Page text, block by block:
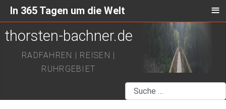
thorsten-bachner.de
RADFAHREN | REISEN |
RUHRGEBIET
Suchen
In 365 Tagen um die Welt ≡